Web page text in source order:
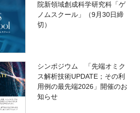
院新領域創成科学研究科「ゲ
ノムスクール」（9月30日締
切）
シンポジウム 「先端オミク
ス解析技術UPDATE；その利
用例の最先端2026」開催のお
知らせ